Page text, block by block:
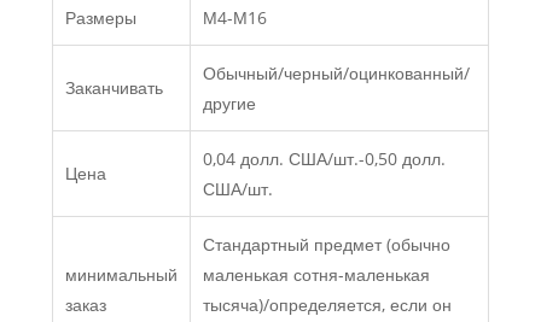
Размеры М4-М16
Заканчивать
Обычный/черный/оцинкованный/
другие
Цена
0,04 долл. США/шт.-0,50 долл.
США/шт.
минимальный
заказ
Стандартный предмет (обычно
маленькая сотня-маленькая
тысяча)/определяется, если он